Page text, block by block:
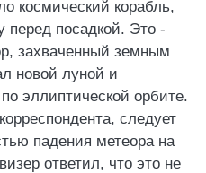
космический корабль,
посадкой. Это -
захваченный земным
новой луной и
эллиптической орбите.
следует
падения метеора на
ответил, что это не